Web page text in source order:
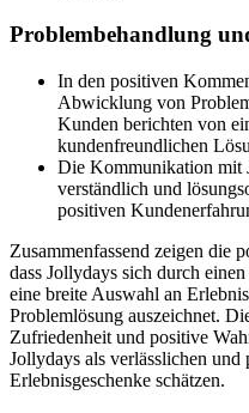
Problembehandlung
In den positiven
Abwicklung von
Kunden berichten von
kundenfreundlichen
Die Kommunikation mit
verständlich und
positiven
Zusammenfassend zeigen die
dass Jollydays sich durch
eine breite Auswahl an
Problemlösung auszeichnet.
Zufriedenheit und positive
Jollydays als verlässlichen
Erlebnisgeschenke schätzen.